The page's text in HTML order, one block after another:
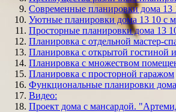
Современные планировки дома 13
Уютные планировки дома 13 10 с
Просторные планировки дома 13
Планировка с отдельной мастер-
Планировка с открытой гостиной
Планировка с множеством
Планировка с просторной гаражом
Функциональные планировки
Видео:
Проект дома с мансардой.